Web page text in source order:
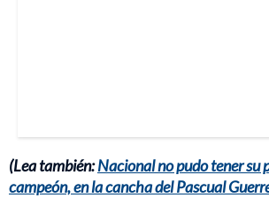
(Lea también:Nacional no pudo tener su
campeón, en la cancha del Pascual